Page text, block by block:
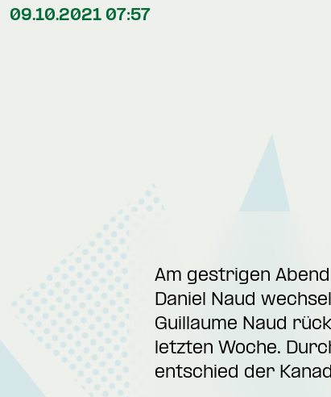
09.10.2021 07:57
Am gestrigen
Daniel Naud
Guillaume Naud
letzten Woche.
entschied der